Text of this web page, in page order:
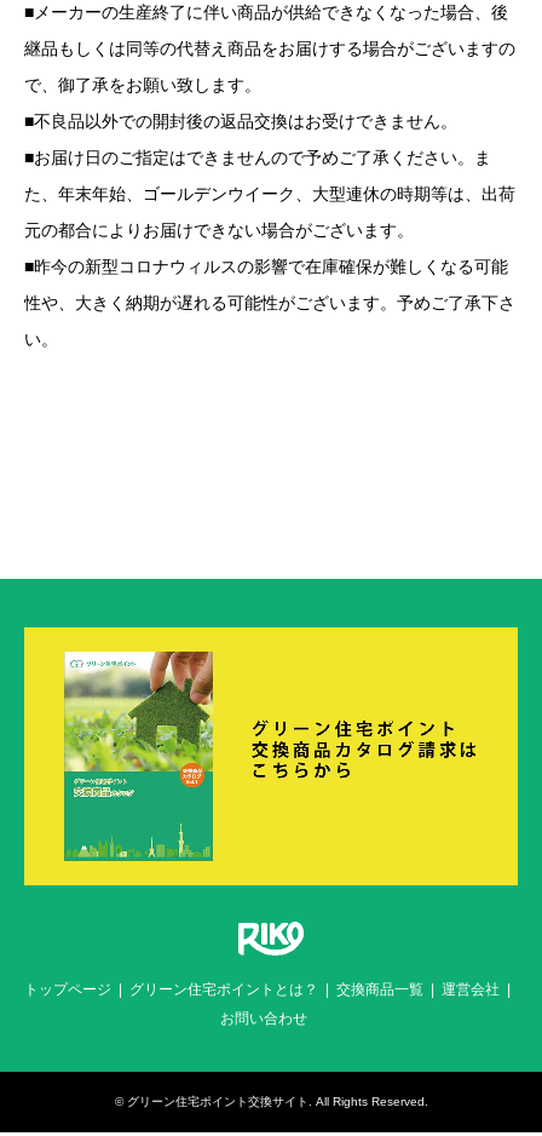
■メーカーの生産終了に伴い商品が供給できなくなった場合、後
継品もしくは同等の代替え商品をお届けする場合がございますの
で、御了承をお願い致します。
■不良品以外での開封後の返品交換はお受けできません。
■お届け日のご指定はできませんので予めご了承ください。ま
た、年末年始、ゴールデンウイーク、大型連休の時期等は、出荷
元の都合によりお届けできない場合がございます。
■昨今の新型コロナウィルスの影響で在庫確保が難しくなる可能
性や、大きく納期が遅れる可能性がございます。予めご了承下さ
い。
トップページ グリーン住宅ポイントとは？ 交換商品一覧
運営会社
お問い合わせ
© グリーン住宅ポイント交換サイト . All Rights Reserved.